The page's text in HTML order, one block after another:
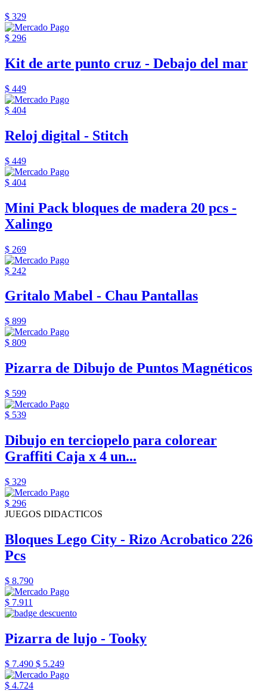
$ 329
$ 296
Kit de arte punto cruz - Debajo del mar
$ 449
$ 404
Reloj digital - Stitch
$ 449
$ 404
Mini Pack bloques de madera 20 pcs -
Xalingo
$ 269
$ 242
Gritalo Mabel - Chau Pantallas
$ 899
$ 809
Pizarra de Dibujo de Puntos Magnéticos
$ 599
$ 539
Dibujo en terciopelo para colorear
Graffiti Caja x 4 un...
$ 329
$ 296
JUEGOS DIDACTICOS
Bloques Lego City - Rizo Acrobatico 226
Pcs
$ 8.790
$ 7.911
Pizarra de lujo - Tooky
$ 7.490 $ 5.249
$ 4.724